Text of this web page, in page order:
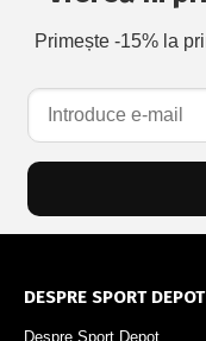
Primește -15% la
DESPRE SPORT DEPOT
Despre Sport Depot